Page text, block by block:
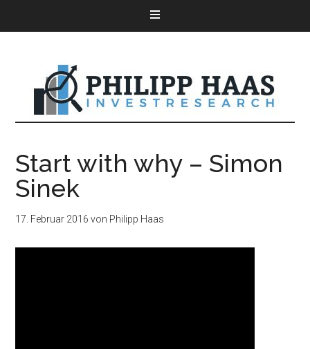
Start with why – Simon
Sinek
17. Februar 2016 von Philipp Haas